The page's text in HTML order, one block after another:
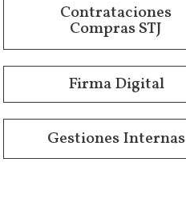
Contrataciones
Compras STJ
Firma Digital
Gestiones Internas